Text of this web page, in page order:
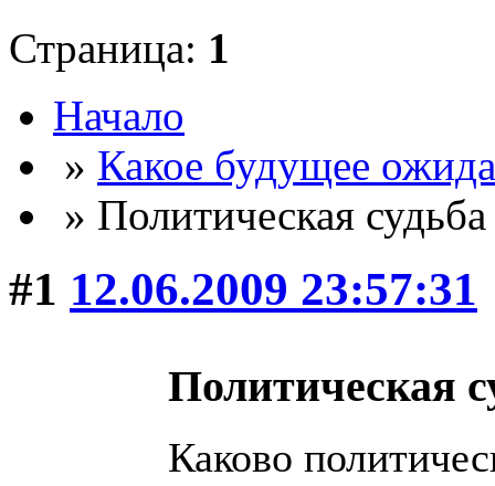
Страница: 1
Начало
» Какое будущее
» Политическая
#1 12.06.2009 23:57:31
Политическая
Каково